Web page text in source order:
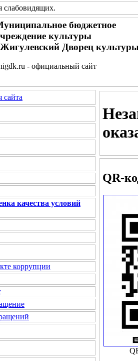
слабовидящих.
бюджетное
культуры
Дворец
- официальный сайт
сайта
качества условий
коррупции
QR-